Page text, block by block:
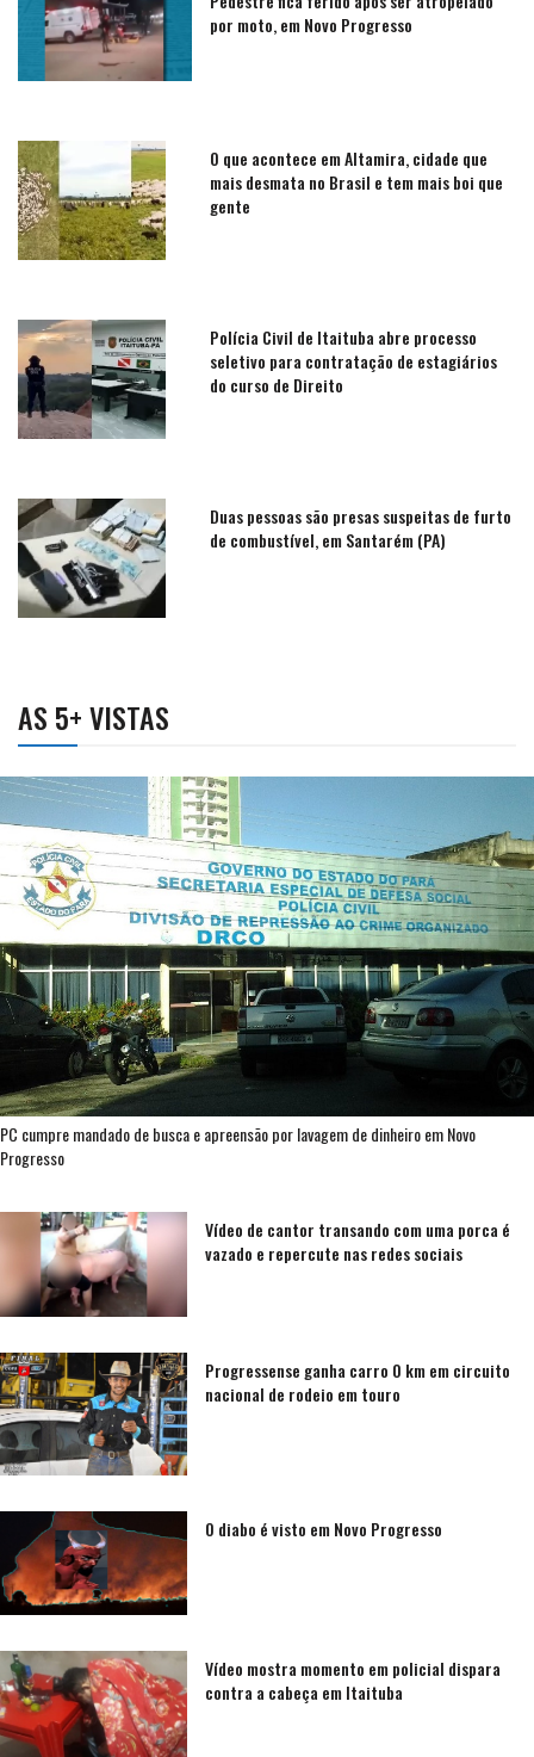
por moto, em Novo Progresso
O que acontece em Altamira, cidade que
mais desmata no Brasil e tem mais boi que
gente
Polícia Civil de Itaituba abre processo
seletivo para contratação de estagiários
do curso de Direito
Duas pessoas são presas suspeitas de furto
de combustível, em Santarém (PA)
AS 5+ VISTAS
PC cumpre mandado de busca e apreensão por lavagem de dinheiro em Novo
Progresso
Vídeo de cantor transando com uma porca é
vazado e repercute nas redes sociais
Progressense ganha carro 0 km em circuito
nacional de rodeio em touro
O diabo é visto em Novo Progresso
Vídeo mostra momento em policial dispara
contra a cabeça em Itaituba